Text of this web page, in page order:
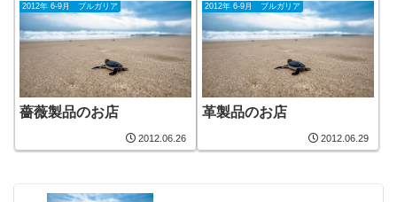
2012年 6-9月 ブルガリア
薔薇製品のお店
2012.06.26
2012年 6-9月 ブルガリア
革製品のお店
2012.06.29